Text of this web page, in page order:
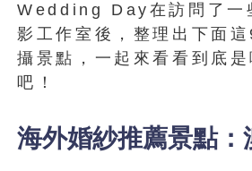
Wedding Day在訪問了一
影工作室後，整理出下面
攝景點，一起來看看到底是
吧！
海外婚紗推薦景點：